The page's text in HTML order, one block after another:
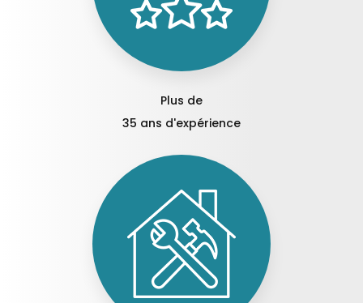
Plus de
35 ans d'expérience